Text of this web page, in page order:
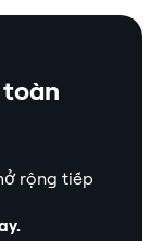
toàn
rộng tiếp